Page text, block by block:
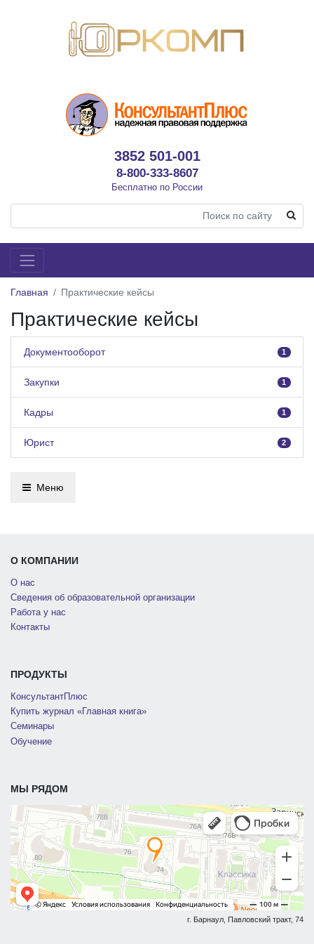
3852 501-001
8-800-333-8607
Бесплатно по России
Главная Практические кейсы
Практические кейсы
Документооборот 1
Закупки 1
Кадры 1
Юрист 2
Меню
О КОМПАНИИ
О нас
Сведения об образовательной организации
Работа у нас
Контакты
ПРОДУКТЫ
КонсультантПлюс
Купить журнал «Главная книга»
Семинары
Обучение
МЫ РЯДОМ
г. Барнаул, Павловский тракт, 74